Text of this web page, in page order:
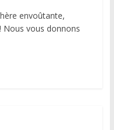
envoûtante,
Nous vous donnons